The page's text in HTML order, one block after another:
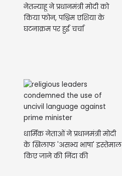
नेतन्याहू ने प्रधानमंत्री मोदी को
किया फोन, पश्चिम एशिया के
घटनाक्रम पर हुई चर्चा
धार्मिक नेताओं ने प्रधानमंत्री मोदी
के खिलाफ 'असभ्य भाषा' इस्तेमाल
किए जाने की निंदा की